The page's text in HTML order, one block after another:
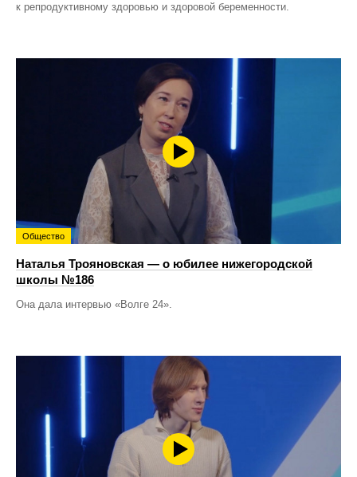
к репродуктивному здоровью и здоровой беременности.
Общество
Наталья Трояновская — о юбилее нижегородской
школы №186
Она дала интервью «Волге 24».